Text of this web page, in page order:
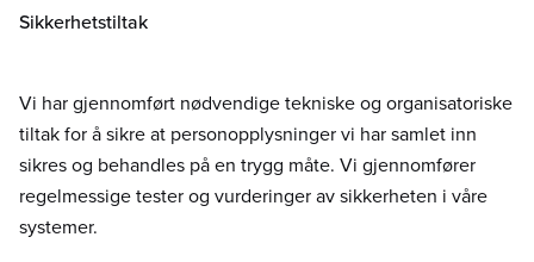
Sikkerhetstiltak
Vi har gjennomført nødvendige tekniske og organisatoriske
tiltak for å sikre at personopplysninger vi har samlet inn
sikres og behandles på en trygg måte. Vi gjennomfører
regelmessige tester og vurderinger av sikkerheten i våre
systemer.